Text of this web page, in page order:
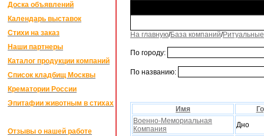
Доска объявлений
Календарь выставок
Стихи на заказ
Наши партнеры
Каталог продукции компаний
Список кладбищ Москвы
Крематории России
Эпитафии животным в стихах
Отзывы о нашей работе
На главную/База компаний/
По городу:
По названию:
Имя
Военно-Мемориальная
Компания
Дно